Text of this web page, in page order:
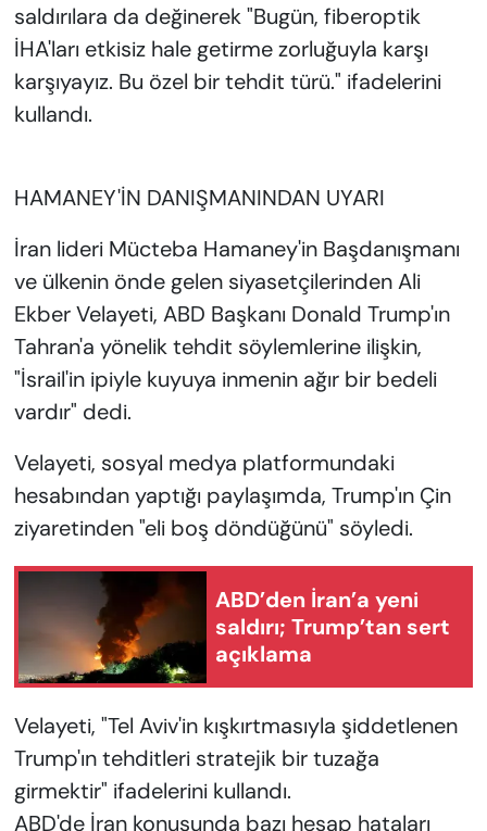
saldırılara da değinerek "Bugün, fiberoptik
İHA'ları etkisiz hale getirme zorluğuyla karşı
karşıyayız. Bu özel bir tehdit türü." ifadelerini
kullandı.
HAMANEY'İN DANIŞMANINDAN UYARI
İran lideri Mücteba Hamaney'in Başdanışmanı
ve ülkenin önde gelen siyasetçilerinden Ali
Ekber Velayeti, ABD Başkanı Donald Trump'ın
Tahran'a yönelik tehdit söylemlerine ilişkin,
"İsrail'in ipiyle kuyuya inmenin ağır bir bedeli
vardır" dedi.
Velayeti, sosyal medya platformundaki
hesabından yaptığı paylaşımda, Trump'ın Çin
ziyaretinden "eli boş döndüğünü" söyledi.
ABD’den İran’a yeni
saldırı; Trump’tan sert
açıklama
Velayeti, "Tel Aviv'in kışkırtmasıyla şiddetlenen
Trump'ın tehditleri stratejik bir tuzağa
girmektir" ifadelerini kullandı.
ABD'de İran konusunda bazı hesap hataları